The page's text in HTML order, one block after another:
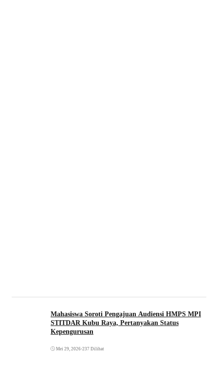
Mahasiswa Soroti Pengajuan Audiensi HMPS MPI
STITDAR Kubu Raya, Pertanyakan Status
Kepengurusan
Mei 29, 2026•237 Dilihat